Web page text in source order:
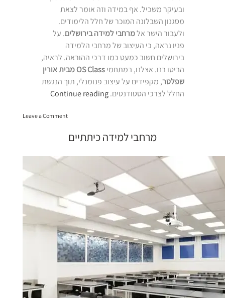
ובעיקר משכיל. אף במידה וזה אומר לצאת
מסגנון השבלונה המוכר של חלל הלימודים.
ולעבור הישר אלמרחבי למידה בירושלים. על
פניו נראה, כי העיצוב של מרחבי הלמידה
בירושלים חשוב כמעט כמו דרכי ההוראה. לראיה,
הביטו בנו. אצלנו, במתחמי
OS Class מבית אורין
שפלטר, מקפידים על עיצוב פנומנלי, תוך הנגשת
החלל לצרכי הסטודנטים. Continue reading“מרחבי
בירושלים”
Leave a Commenton
בירושלים
מרחבי למידה כיתתיים